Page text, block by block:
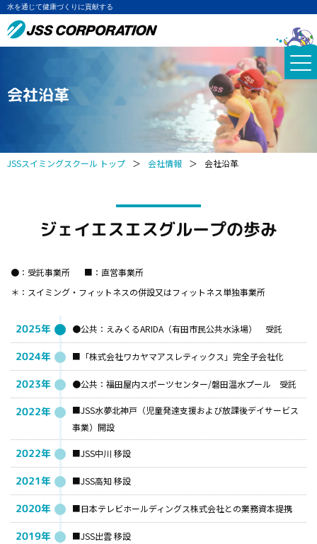
水を通じて健康づくりに貢献する
会社沿革
JSSスイミングスクール トップ ＞ 会社情報 ＞ 会社沿革
ジェイエスエスグループの歩み
●： 受託事業所 ■： 直営事業所
＊： スイミング・フィットネスの併設又はフィットネス単独事業所
2025年 ●公共：えみくるARIDA（有田市民公共水泳場） 受託
2024年 ■「株式会社ワカヤマアスレティックス」完全子会社化
2023年 ●公共：福田屋内スポーツセンター/磐田温水プール 受託
2022年
■JSS水夢北神戸（児童発達支援および放課後デイサービス
事業）開設
2022年 ■JSS中川 移設
2021年 ■JSS高知 移設
2020年 ■日本テレビホールディングス株式会社との業務資本提携
2019年 ■JSS出雲 移設